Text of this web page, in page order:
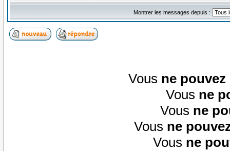
Montrer les messages depuis :
Vous ne pouvez
Vous ne
Vous ne
Vous ne
Vous ne